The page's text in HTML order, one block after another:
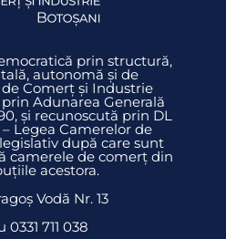
prin structură,
autonomă și de
Comerț și Industrie
Adunarea Generală
și recunoscută prin DL
– Legea Camerelor de
după care sunt
camerele de comerț din
acestora.
Vodă Nr. 13
0331 711 038